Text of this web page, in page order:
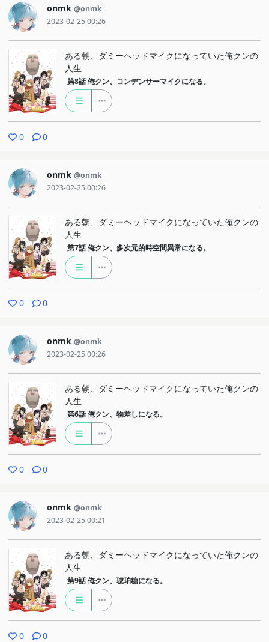
onmk @onmk
2023-02-25 00:26
ある朝、ダミーヘッドマイクになっていた俺クンの
人生
第8話 俺クン、コンデンサーマイクになる。
0 0
onmk @onmk
2023-02-25 00:26
ある朝、ダミーヘッドマイクになっていた俺クンの
人生
第7話 俺クン、多次元的時空間異常になる。
0 0
onmk @onmk
2023-02-25 00:26
ある朝、ダミーヘッドマイクになっていた俺クンの
人生
第6話 俺クン、物差しになる。
0 0
onmk @onmk
2023-02-25 00:21
ある朝、ダミーヘッドマイクになっていた俺クンの
人生
第9話 俺クン、琥珀糖になる。
0 0